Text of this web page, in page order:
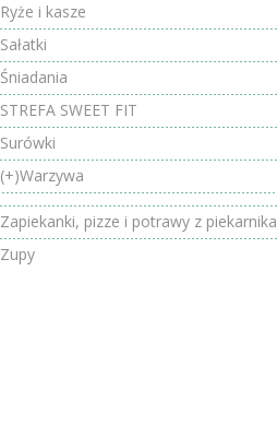
Ryże i kasze
Sałatki
Śniadania
STREFA SWEET FIT
Surówki
(+)Warzywa
Zapiekanki, pizze i potrawy z piekarnika
Zupy